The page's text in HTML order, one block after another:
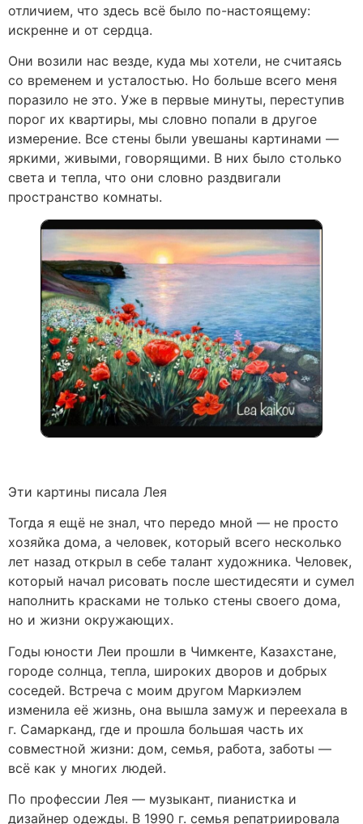
отличием, что здесь всё было по-настоящему:
искренне и от сердца.
Они возили нас везде, куда мы хотели, не считаясь
со временем и усталостью. Но больше всего меня
поразило не это. Уже в первые минуты, переступив
порог их квартиры, мы словно попали в другое
измерение. Все стены были увешаны картинами —
яркими, живыми, говорящими. В них было столько
света и тепла, что они словно раздвигали
пространство комнаты.
Эти картины писала Лея
Тогда я ещё не знал, что передо мной — не просто
хозяйка дома, а человек, который всего несколько
лет назад открыл в себе талант художника. Человек,
который начал рисовать после шестидесяти и сумел
наполнить красками не только стены своего дома,
но и жизни окружающих.
Годы юности Леи прошли в Чимкенте, Казахстане,
городе солнца, тепла, широких дворов и добрых
соседей. Встреча с моим другом Маркиэлем
изменила её жизнь, она вышла замуж и переехала в
г. Самарканд, где и прошла большая часть их
совместной жизни: дом, семья, работа, заботы —
всё как у многих людей.
По профессии Лея — музыкант, пианистка и
дизайнер одежды. В 1990 г. семья репатриировала